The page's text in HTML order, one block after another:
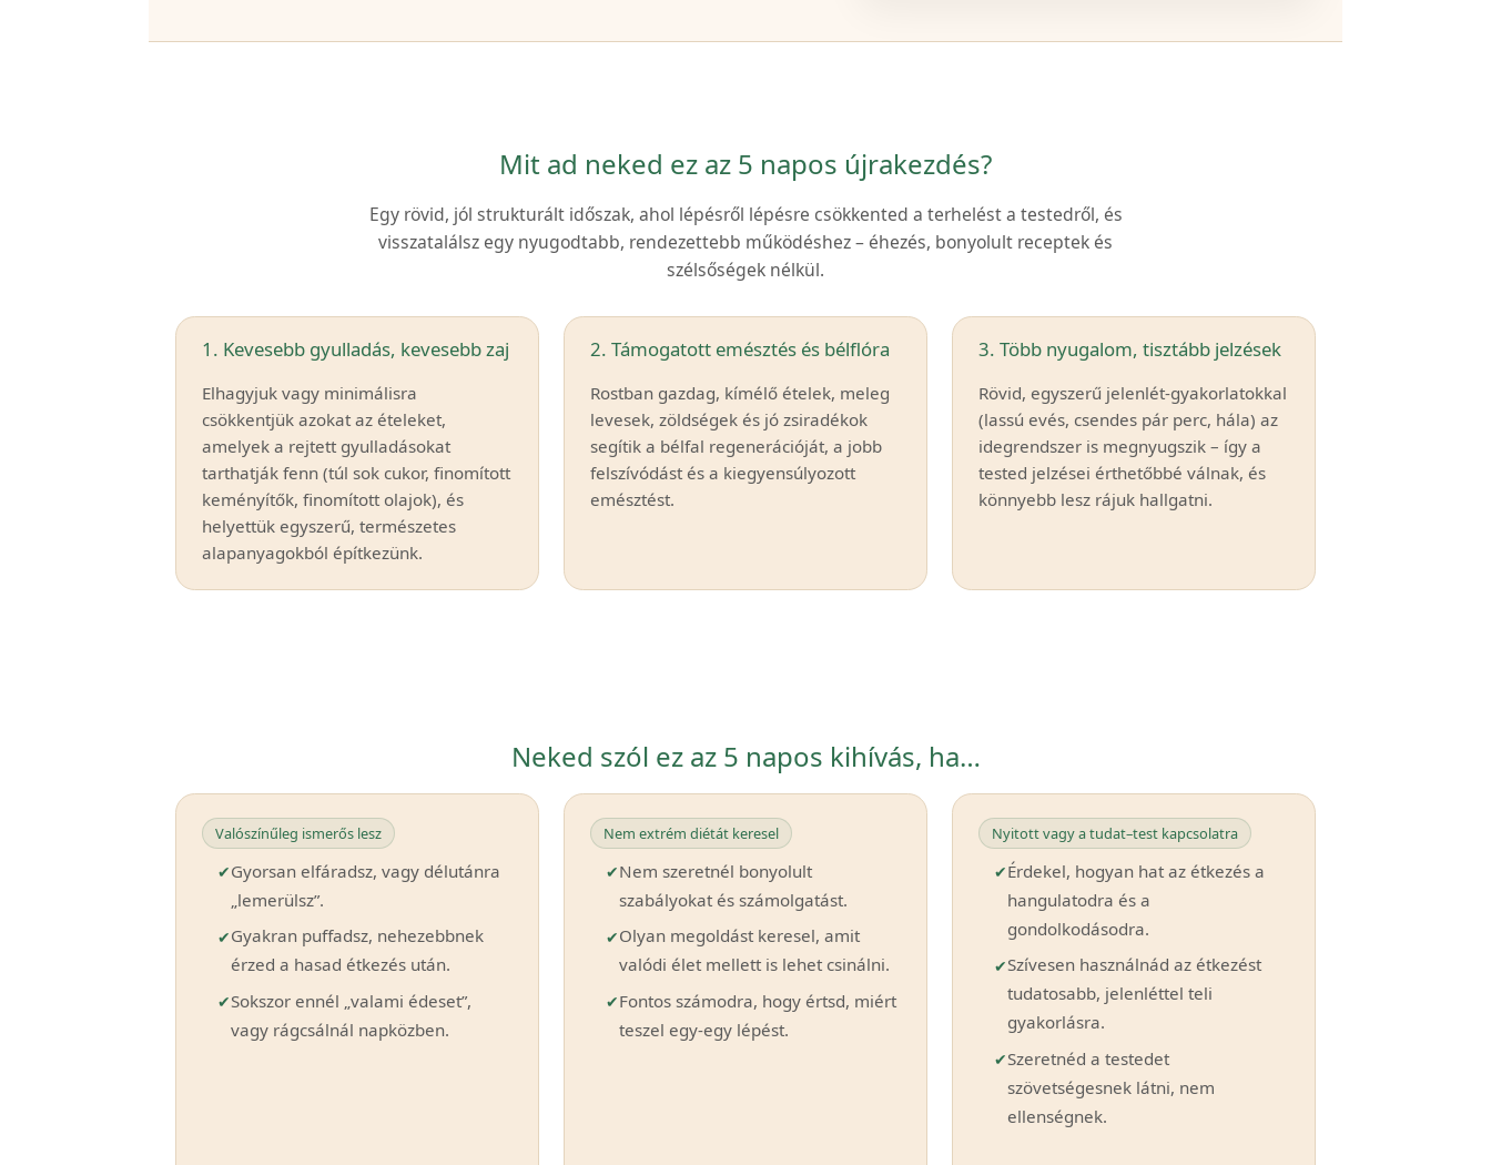
Mit ad neked ez az 5 napos újrakezdés?
Egy rövid, jól strukturált időszak, ahol lépésről lépésre csökkented a terhelést a testedről, és
visszatalálsz egy nyugodtabb, rendezettebb működéshez – éhezés, bonyolult receptek és
szélsőségek nélkül.
1. Kevesebb gyulladás, kevesebb zaj
Elhagyjuk vagy minimálisra
csökkentjük azokat az ételeket,
amelyek a rejtett gyulladásokat
tarthatják fenn (túl sok cukor, finomított
keményítők, finomított olajok), és
helyettük egyszerű, természetes
alapanyagokból építkezünk.
2. Támogatott emésztés és bélflóra
Rostban gazdag, kímélő ételek, meleg
levesek, zöldségek és jó zsiradékok
segítik a bélfal regenerációját, a jobb
felszívódást és a kiegyensúlyozott
emésztést.
3. Több nyugalom, tisztább jelzések
Rövid, egyszerű jelenlét-gyakorlatokkal
(lassú evés, csendes pár perc, hála) az
idegrendszer is megnyugszik – így a
tested jelzései érthetőbbé válnak, és
könnyebb lesz rájuk hallgatni.
Neked szól ez az 5 napos kihívás, ha…
Valószínűleg ismerős lesz
Gyorsan elfáradsz, vagy délutánra
„lemerülsz”.
Gyakran puffadsz, nehezebbnek
érzed a hasad étkezés után.
Sokszor ennél „valami édeset”,
vagy rágcsálnál napközben.
Nem extrém diétát keresel
Nem szeretnél bonyolult
szabályokat és számolgatást.
Olyan megoldást keresel, amit
valódi élet mellett is lehet csinálni.
Fontos számodra, hogy értsd, miért
teszel egy-egy lépést.
Nyitott vagy a tudat–test kapcsolatra
Érdekel, hogyan hat az étkezés a
hangulatodra és a
gondolkodásodra.
Szívesen használnád az étkezést
tudatosabb, jelenléttel teli
gyakorlásra.
Szeretnéd a testedet
szövetségesnek látni, nem
ellenségnek.